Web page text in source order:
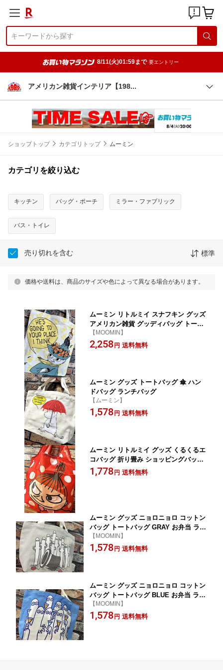
8/11(火)01:59まで 要エントリー
アメリカン雑貨インテリア【198
ショップトップ カテゴリトップ ムーミン
カテゴリを絞り込む
キッチン バッグ・ポーチ ミラー・ファブリック
バス・トイレ
売り切れを含む 標準
価格や送料は、商品のサイズや色によって異なる場合があります。
ムーミン リトルミイ スナフキン グッズ
アメリカン雑貨 グッディバッグ トート
バッグ ショルダーバッグ ハンドバッグ
風
【MOOMIN】
2,258円 送料無料
ムーミン グッズ トートバッグ 傘 ハン
ドバッグ ランチバッグ
【ムーミン】
1,578円 送料無料
ムーミン リトルミイ グッズ くるくるエ
コバッグ 折り畳み ショッピングバッグ
ドットRED トートバッグ ショルダーバ
ッグ アウトドア
1,778円 送料無料
ムーミン グッズ ニョロニョロ コットン
バッグ トートバッグ GRAY お弁当 ラン
チバッグ
【MOOMIN】
1,578円 送料無料
ムーミン グッズ ニョロニョロ コットン
バッグ トートバッグ BLUE お弁当 ラン
チバッグ
【MOOMIN】
1,578円 送料無料